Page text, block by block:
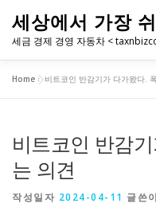
세상에서 가장
세금 경제 경영 자동차 <
Home »비트코인 반감기가 다가왔다.
비트코인 반감
는 의견
작성일자 2024-04-11 글쓴이